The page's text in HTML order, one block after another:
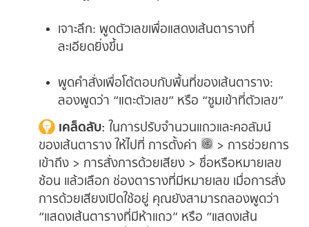
เจาะลึก: พูดตัวเลขเพื่อแสดงเส้นตารางที่
ละเอียดยิ่งขึ้น
พูดคำสั่งเพื่อโต้ตอบกับพื้นที่ของเส้นตาราง:
ลองพูดว่า “แตะตัวเลข” หรือ “ซูมเข้าที่ตัวเลข”
เคล็ดลับ: ในการปรับจำนวนแถวและคอลัมน์
ของเส้นตาราง ให้ไปที่ การตั้งค่า
> การช่วยการ
เข้าถึง > การสั่งการด้วยเสียง > ชื่อหรือหมายเลข
ซ้อน แล้วเลือก ช่องตารางที่มีหมายเลข เมื่อการสั่ง
การด้วยเสียงเปิดใช้อยู่ คุณยังสามารถลองพูดว่า
“แสดงเส้นตารางที่มีห้าแถว” หรือ “แสดงเส้น